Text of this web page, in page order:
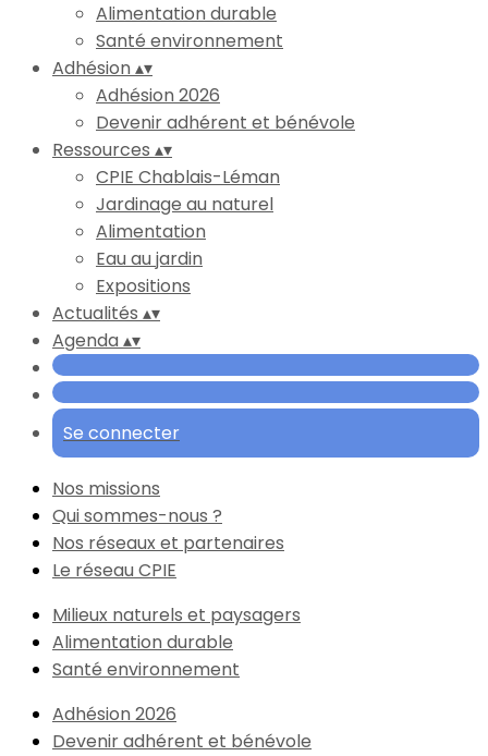
Alimentation durable
Santé environnement
Adhésion▴▾
Adhésion 2026
Devenir adhérent et bénévole
Ressources ▴▾
CPIE Chablais-Léman
Jardinage au naturel
Alimentation
Eau au jardin
Expositions
Actualités ▴▾
Agenda▴▾
Se connecter
Nos missions
Qui sommes-nous ?
Nos réseaux et partenaires
Le réseau CPIE
Milieux naturels et paysagers
Alimentation durable
Santé environnement
Adhésion 2026
Devenir adhérent et bénévole